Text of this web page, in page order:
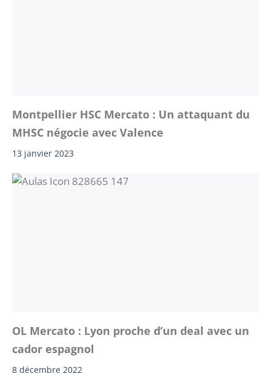
Montpellier HSC Mercato : Un attaquant du
MHSC négocie avec Valence
13 janvier 2023
OL Mercato : Lyon proche d’un deal avec un
cador espagnol
8 décembre 2022